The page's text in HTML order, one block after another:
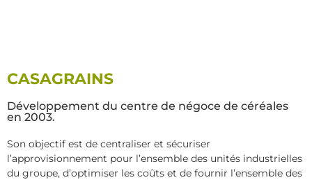
CASAGRAINS
Développement du centre de négoce de céréales
en 2003.
Son objectif est de centraliser et sécuriser
l’approvisionnement pour l’ensemble des unités industrielles
du groupe, d’optimiser les coûts et de fournir l’ensemble des